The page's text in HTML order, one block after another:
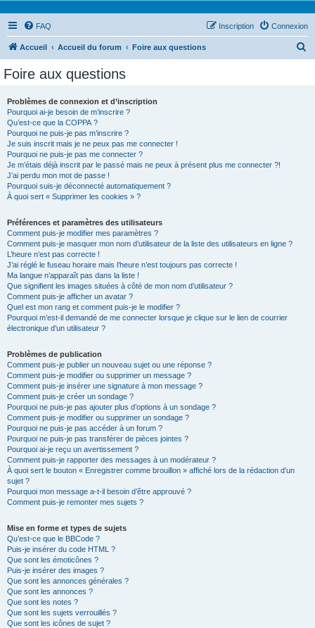
FAQ Connexion
Inscription
Accueil Accueil du forum Foire aux questions
Foire aux questions
Problèmes de connexion et d’inscription
Pourquoi ai-je besoin de m’inscrire ?
Qu’est-ce que la COPPA ?
Pourquoi ne puis-je pas m’inscrire ?
Je suis inscrit mais je ne peux pas me connecter !
Pourquoi ne puis-je pas me connecter ?
Je m’étais déjà inscrit par le passé mais ne peux à présent plus me connecter ?!
J’ai perdu mon mot de passe !
Pourquoi suis-je déconnecté automatiquement ?
À quoi sert « Supprimer les cookies » ?
Préférences et paramètres des utilisateurs
Comment puis-je modifier mes paramètres ?
Comment puis-je masquer mon nom d’utilisateur de la liste des utilisateurs en ligne ?
L’heure n’est pas correcte !
J’ai réglé le fuseau horaire mais l’heure n’est toujours pas correcte !
Ma langue n’apparaît pas dans la liste !
Que signifient les images situées à côté de mon nom d’utilisateur ?
Comment puis-je afficher un avatar ?
Quel est mon rang et comment puis-je le modifier ?
Pourquoi m’est-il demandé de me connecter lorsque je clique sur le lien de courrier
électronique d’un utilisateur ?
Problèmes de publication
Comment puis-je publier un nouveau sujet ou une réponse ?
Comment puis-je modifier ou supprimer un message ?
Comment puis-je insérer une signature à mon message ?
Comment puis-je créer un sondage ?
Pourquoi ne puis-je pas ajouter plus d’options à un sondage ?
Comment puis-je modifier ou supprimer un sondage ?
Pourquoi ne puis-je pas accéder à un forum ?
Pourquoi ne puis-je pas transférer de pièces jointes ?
Pourquoi ai-je reçu un avertissement ?
Comment puis-je rapporter des messages à un modérateur ?
À quoi sert le bouton « Enregistrer comme brouillon » affiché lors de la rédaction d’un
sujet ?
Pourquoi mon message a-t-il besoin d’être approuvé ?
Comment puis-je remonter mes sujets ?
Mise en forme et types de sujets
Qu’est-ce que le BBCode ?
Puis-je insérer du code HTML ?
Que sont les émoticônes ?
Puis-je insérer des images ?
Que sont les annonces générales ?
Que sont les annonces ?
Que sont les notes ?
Que sont les sujets verrouillés ?
Que sont les icônes de sujet ?